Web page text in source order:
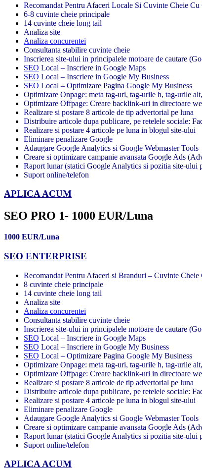
Recomandat Pentru Afaceri Locale Si Cuvinte Cheie
6-8 cuvinte cheie principale
14 cuvinte cheie long tail
Analiza site
Analiza concurentei
Consultanta stabilire cuvinte cheie
Inscrierea site-ului in principalele motoare de cautare
SEO Local – Inscriere in Google Maps
SEO Local – Inscriere in Google My Business
SEO Local – Optimizare Pagina Google My Business
Optimizare Onpage: meta tag-uri, tag-urile h, tag-urile
Optimizare Offpage: Creare backlink-uri in directoare
Realizare si postare 8 articole de tip advertorial pe luna
Distribuire articole dupa publicare, pe retelele sociale:
Realizare si postare 4 articole pe luna in blogul site-ului
Eliminare penalizare Google
Adaugare Google Analytics si Google Webmaster Tools
Creare si optimizare campanie avansata Google Ads
Raport lunar (statici Google Analytics si pozitia site-ului
Suport online/telefon
APLICA ACUM
SEO PRO 1- 1000 EUR/Luna
1000 EUR/Luna
SEO ENTERPRISE
Recomandat Pentru Afaceri si Branduri – Cuvinte
8 cuvinte cheie principale
14 cuvinte cheie long tail
Analiza site
Analiza concurentei
Consultanta stabilire cuvinte cheie
Inscrierea site-ului in principalele motoare de cautare
SEO Local – Inscriere in Google Maps
SEO Local – Inscriere in Google My Business
SEO Local – Optimizare Pagina Google My Business
Optimizare Onpage: meta tag-uri, tag-urile h, tag-urile
Optimizare Offpage: Creare backlink-uri in directoare
Realizare si postare 8 articole de tip advertorial pe luna
Distribuire articole dupa publicare, pe retelele sociale:
Realizare si postare 4 articole pe luna in blogul site-ului
Eliminare penalizare Google
Adaugare Google Analytics si Google Webmaster Tools
Creare si optimizare campanie avansata Google Ads
Raport lunar (statici Google Analytics si pozitia site-ului
Suport online/telefon
APLICA ACUM